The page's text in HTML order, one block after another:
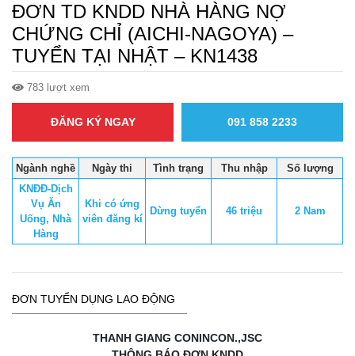
ĐƠN TD KNDD NHÀ HÀNG NỢ
CHỨNG CHỈ (AICHI-NAGOYA) –
TUYỂN TẠI NHẬT – KN1438
783 lượt xem
ĐĂNG KÝ NGAY 091 858 2233
Ngành nghề Ngày thi Tình trạng Thu nhập
Số lượng
KNĐĐ-Dịch
Vụ Ăn
Uống, Nhà
Hàng
Khi có ứng
viên đăng kí
Dừng tuyển 46 triệu 2 Nam
ĐƠN TUYỂN DỤNG LAO ĐỘNG
THANH GIANG CONINCON.,JSC